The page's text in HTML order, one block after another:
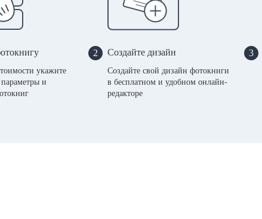
укажите
и
2 Создайте дизайн
Создайте свой дизайн фотокниги
в бесплатном и удобном онлайн-
редакторе
3